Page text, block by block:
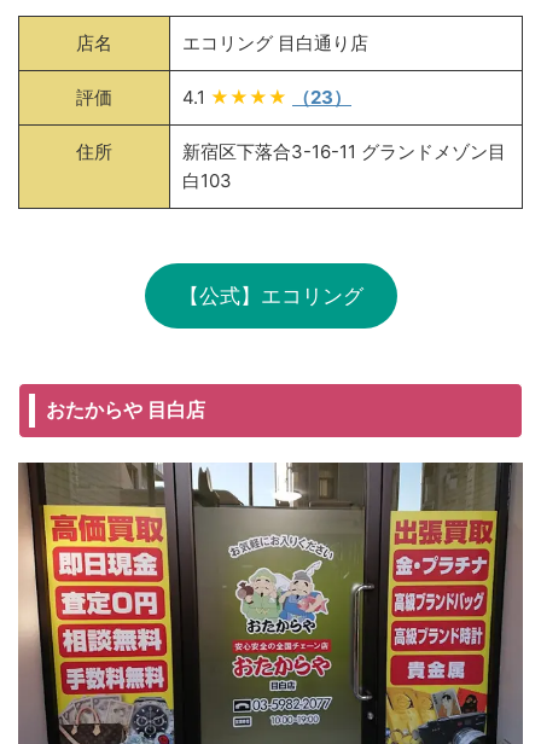
店名 エコリング 目白通り店
評価 4.1 ★★★★ （23）
住所
新宿区下落合3-16-11 グランドメゾン目
白103
【公式】エコリング
おたからや 目白店